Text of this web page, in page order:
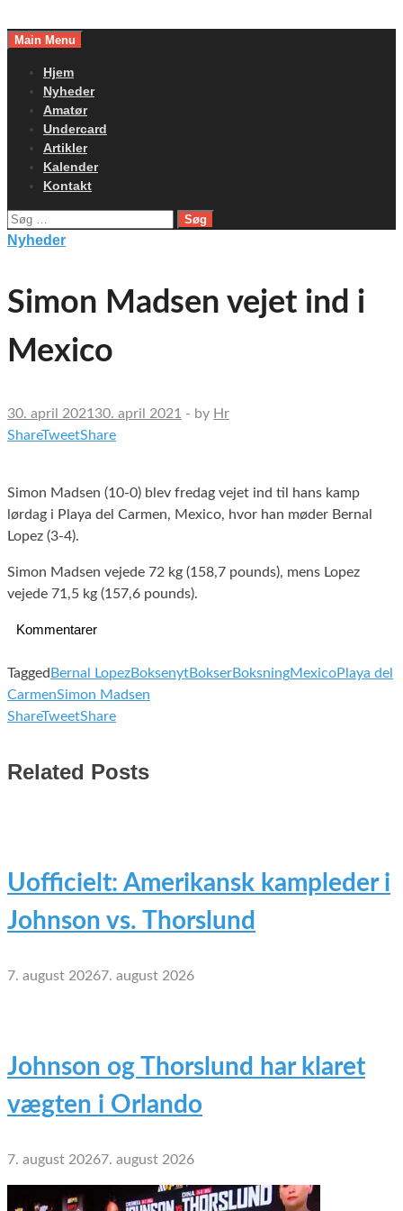
toMain Menu
Hjem
Nyheder
Amatør
Undercard
Artikler
Kalender
Kontakt
Søg
efter:
Nyheder
Simon Madsen vejet ind i
Mexico
30. april 2021 30. april 2021 - by Hr
ShareTweetShare
Simon Madsen (10-0) blev fredag vejet ind til hans kamp
lørdag i Playa del Carmen, Mexico, hvor han møder Bernal
Lopez (3-4).
Simon Madsen vejede 72 kg (158,7 pounds), mens Lopez
vejede 71,5 kg (157,6 pounds).
Kommentarer
Tagged Bernal LopezBoksenytBokserBoksningMexicoPlaya del
CarmenSimon Madsen
ShareTweetShare
Related Posts
Uofficielt: Amerikansk kampleder i
Johnson vs. Thorslund
7. august 20267. august 2026
Johnson og Thorslund har klaret
vægten i Orlando
7. august 20267. august 2026